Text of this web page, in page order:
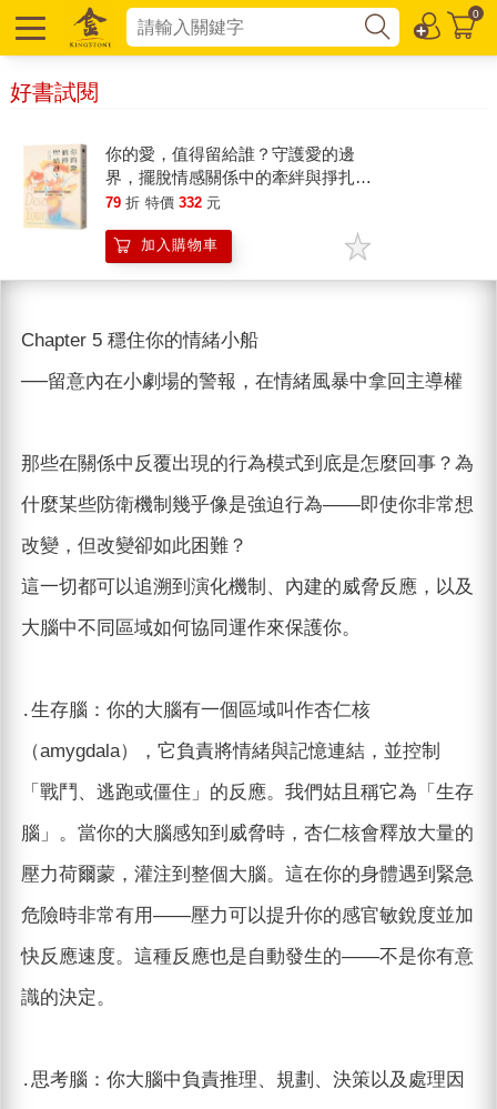
0
好書試閱
你的愛，值得留給誰？守護愛的邊
界，擺脫情感關係中的牽絆與掙扎，
重新拿回人生主導權
79 折 特價 332 元
加入購物車
Chapter 5 穩住你的情緒小船
──留意內在小劇場的警報，在情緒風暴中拿回主導權
那些在關係中反覆出現的行為模式到底是怎麼回事？為
什麼某些防衛機制幾乎像是強迫行為——即使你非常想
改變，但改變卻如此困難？
這一切都可以追溯到演化機制、內建的威脅反應，以及
大腦中不同區域如何協同運作來保護你。
․生存腦：你的大腦有一個區域叫作杏仁核
（amygdala），它負責將情緒與記憶連結，並控制
「戰鬥、逃跑或僵住」的反應。我們姑且稱它為「生存
腦」。當你的大腦感知到威脅時，杏仁核會釋放大量的
壓力荷爾蒙，灌注到整個大腦。這在你的身體遇到緊急
危險時非常有用——壓力可以提升你的感官敏銳度並加
快反應速度。這種反應也是自動發生的——不是你有意
識的決定。
․思考腦：你大腦中負責推理、規劃、決策以及處理因